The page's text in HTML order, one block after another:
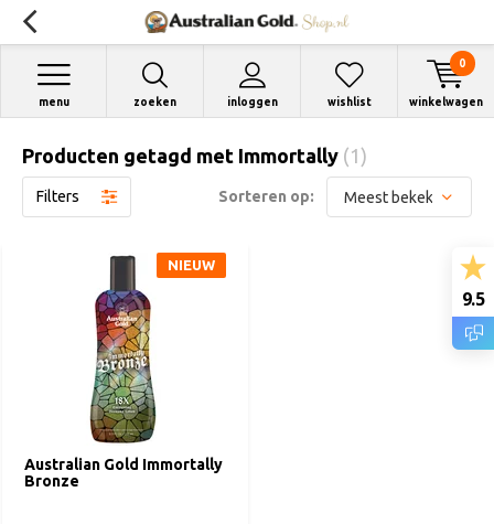
zoeken inloggen
menu wishlist winkelwagen
0
Producten getagd met Immortally (1)
Filters Sorteren op:
Australian Gold Immortally
Bronze
NIEUW
9.5